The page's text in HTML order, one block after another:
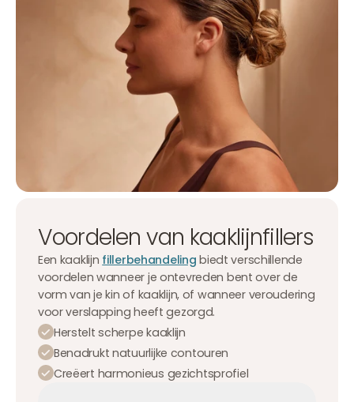
Voordelen van kaaklijnfillers
Een kaaklijn fillerbehandeling biedt verschillende
voordelen wanneer je ontevreden bent over de
vorm van je kin of kaaklijn, of wanneer veroudering
voor verslapping heeft gezorgd.
Herstelt scherpe kaaklijn
Benadrukt natuurlijke contouren
Creëert harmonieus gezichtsprofiel